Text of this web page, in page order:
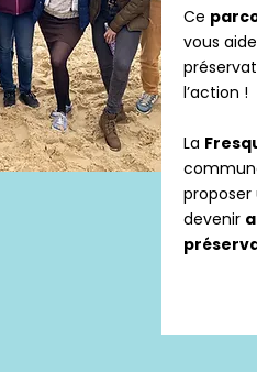
Ce
vous
l’action !
La
devenir